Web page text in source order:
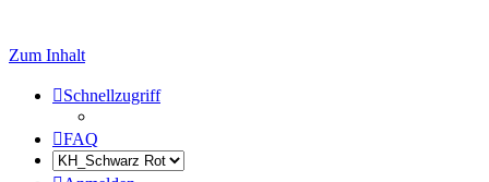
Zum Inhalt
Schnellzugriff
FAQ